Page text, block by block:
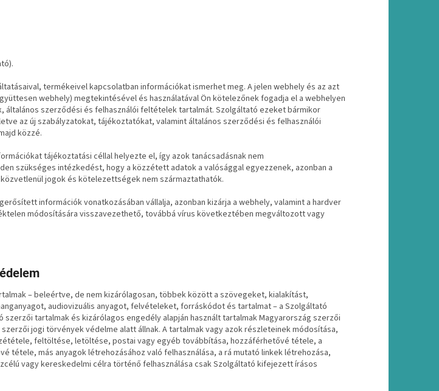
termékeivel kapcsolatban információkat ismerhet meg. A jelen webhely és az azt
webhely) megtekintésével és használatával Ön kötelezőnek fogadja el a webhelyen
szerződési és felhasználói feltételek tartalmát. Szolgáltató ezeket bármikor
az új szabályzatokat, tájékoztatókat, valamint általános szerződési és felhasználói
közzé.
tájékoztatási céllal helyezte el, így azok tanácsadásnak nem
szükséges intézkedést, hogy a közzétett adatok a valósággal egyezzenek, azonban a
jogok és kötelezettségek nem származtathatók.
információk vonatkozásában vállalja, azonban kizárja a webhely, valamint a hardver
módosítására visszavezethető, továbbá vírus következtében megváltozott vagy
– beleértve, de nem kizárólagosan, többek között a szövegeket, kialakítást,
audiovizuális anyagot, felvételeket, forráskódot és tartalmat – a Szolgáltató
tartalmak és kizárólagos engedély alapján használt tartalmak Magyarország szerzői
jogi törvények védelme alatt állnak. A tartalmak vagy azok részleteinek módosítása,
feltöltése, letöltése, postai vagy egyéb továbbítása, hozzáférhetővé tétele, a
tétele, más anyagok létrehozásához való felhasználása, a rá mutató linkek létrehozása,
vagy kereskedelmi célra történő felhasználása csak Szolgáltató kifejezett írásos